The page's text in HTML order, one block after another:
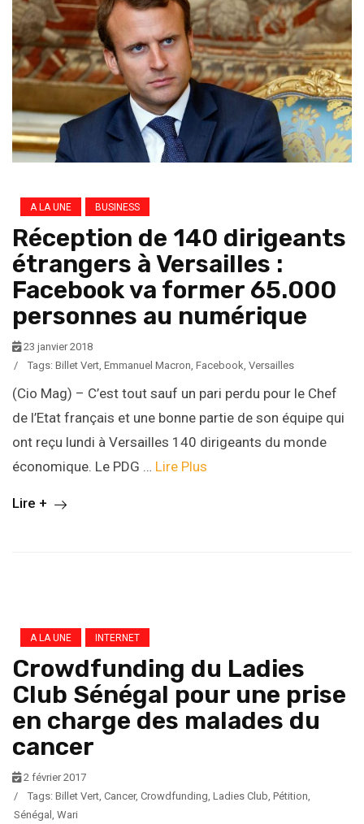
A LA UNE BUSINESS
Réception de 140 dirigeants
étrangers à Versailles :
Facebook va former 65.000
personnes au numérique
23 janvier 2018
/
Tags: Billet Vert, Emmanuel Macron, Facebook, Versailles
(Cio Mag) – C’est tout sauf un pari perdu pour le Chef
de l’Etat français et une bonne partie de son équipe qui
ont reçu lundi à Versailles 140 dirigeants du monde
économique. Le PDG … Lire Plus
Lire +
A LA UNE INTERNET
Crowdfunding du Ladies
Club Sénégal pour une prise
en charge des malades du
cancer
2 février 2017
/
Tags: Billet Vert, Cancer, Crowdfunding, Ladies Club, Pétition,
Sénégal , Wari